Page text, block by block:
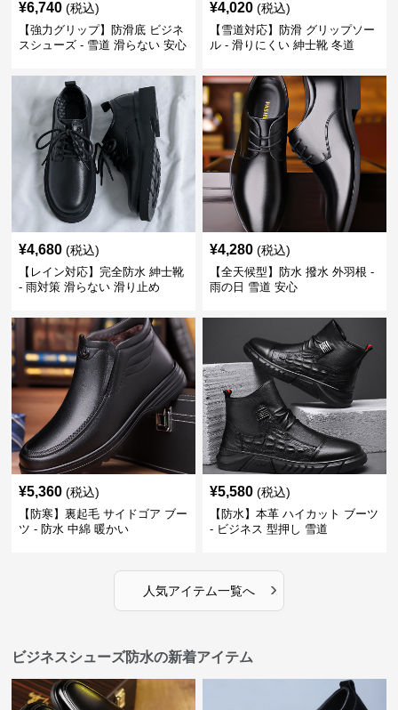
¥6,740 (税込)
【強力グリップ】防滑底 ビジネ
スシューズ - 雪道 滑らない 安心
¥4,020 (税込)
【雪道対応】防滑 グリップソー
ル - 滑りにくい 紳士靴 冬道
¥4,680 (税込)
【レイン対応】完全防水 紳士靴
- 雨対策 滑らない 滑り止め
¥4,280 (税込)
【全天候型】防水 撥水 外羽根 -
雨の日 雪道 安心
¥5,360 (税込)
【防寒】裏起毛 サイドゴア ブー
ツ - 防水 中綿 暖かい
¥5,580 (税込)
【防水】本革 ハイカット ブーツ
- ビジネス 型押し 雪道
人気アイテム一覧へ ›
ビジネスシューズ防水の新着アイテム